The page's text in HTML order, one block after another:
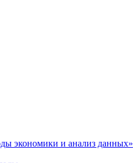
экономики и анализ данных»